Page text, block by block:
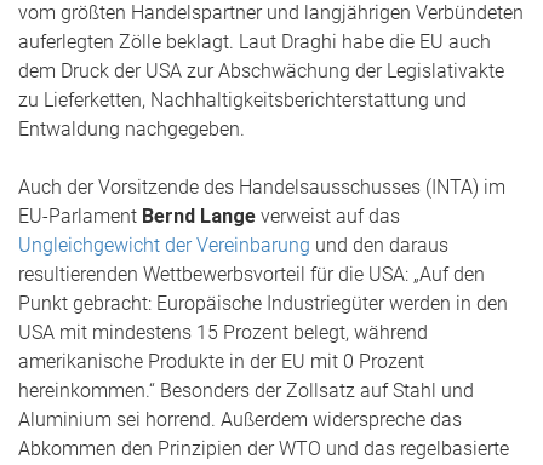
vom größten Handelspartner und langjährigen Verbündeten
auferlegten Zölle beklagt. Laut Draghi habe die EU auch
dem Druck der USA zur Abschwächung der Legislativakte
zu Lieferketten, Nachhaltigkeitsberichterstattung und
Entwaldung nachgegeben.
Auch der Vorsitzende des Handelsausschusses (INTA) im
EU-Parlament Bernd Lange verweist auf das
Ungleichgewicht der Vereinbarung und den daraus
resultierenden Wettbewerbsvorteil für die USA: „Auf den
Punkt gebracht: Europäische Industriegüter werden in den
USA mit mindestens 15 Prozent belegt, während
amerikanische Produkte in der EU mit 0 Prozent
hereinkommen.“ Besonders der Zollsatz auf Stahl und
Aluminium sei horrend. Außerdem widerspreche das
Abkommen den Prinzipien der WTO und das regelbasierte